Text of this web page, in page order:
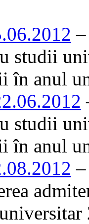
studii
în anul
studii
în anul